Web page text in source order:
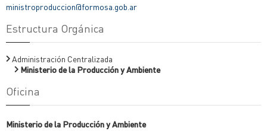
ministroproduccion@formosa.gob.ar
Estructura Orgánica
Administración Centralizada
Ministerio de la Producción y Ambiente
Oficina
Ministerio de la Producción y Ambiente